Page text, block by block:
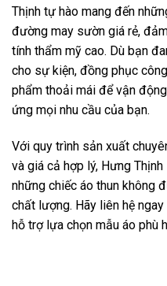
Thịnh tự hào mang đến
đường may sườn giá rẻ,
tính thẩm mỹ cao. Dù bạn
cho sự kiện, đồng phục
phẩm thoải mái để vận
ứng mọi nhu cầu của bạn.
Với quy trình sản xuất
và giá cả hợp lý, Hưng
những chiếc áo thun không
chất lượng. Hãy liên hệ
hỗ trợ lựa chọn mẫu áo phù